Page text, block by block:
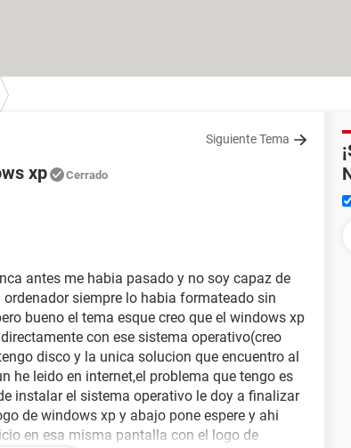
Siguiente Tema
xp Cerrado
antes me habia pasado y no soy capaz de
siempre lo habia formateado sin
bueno el tema esque creo que el windows xp
con ese sistema operativo(creo
disco y la unica solucion que encuentro al
he leido en internet,el problema que tengo es
instalar el sistema operativo le doy a finalizar
de windows xp y abajo pone espere y ahi
en esa misma pantalla con el logo de